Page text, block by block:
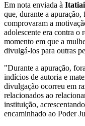
Em nota enviada à
que, durante a
comprovaram a
adolescente era contra o
momento em que a
divulgá-los para outras
"Durante a apuração,
indícios de autoria e
divulgação ocorreu em
relacionados ao
instituição,
encaminhado ao Poder